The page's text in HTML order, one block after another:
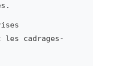
cadrages-